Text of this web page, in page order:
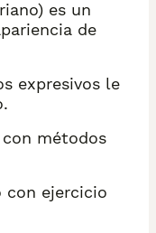
es un
de
expresivos le
métodos
con ejercicio